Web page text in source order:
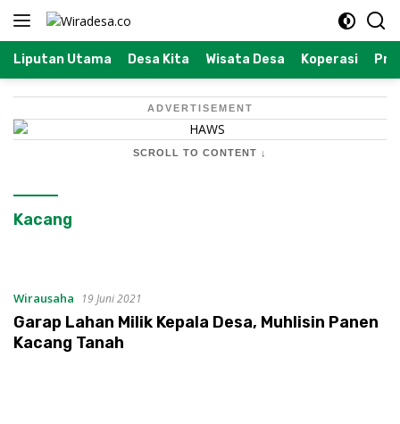
Langsung
Liputan Utama Desa Kita Wisata Desa Koperasi
ADVERTISEMENT
SCROLL TO CONTENT ↓
Kacang
Wirausaha 19 Juni 2021
Garap Lahan Milik Kepala Desa, Muhlisin Panen
Kacang Tanah